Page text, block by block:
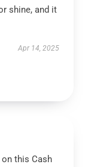
shine, and it
Apr 14, 2025
this Cash